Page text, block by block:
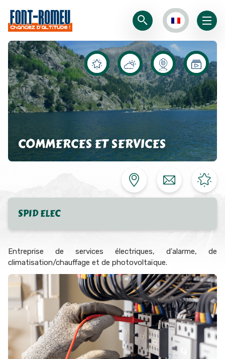
COMMERCES ET SERVICES
SPID ELEC
Entreprise de services électriques, d'alarme, de
climatisation/chauffage et de photovoltaïque.